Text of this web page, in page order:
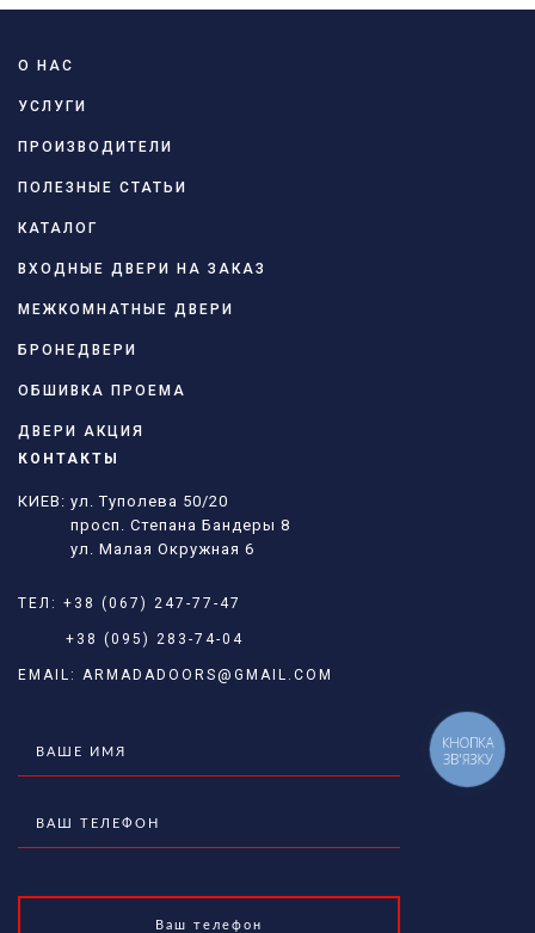
О НАС
УСЛУГИ
ПРОИЗВОДИТЕЛИ
ПОЛЕЗНЫЕ СТАТЬИ
КАТАЛОГ
ВХОДНЫЕ ДВЕРИ НА ЗАКАЗ
МЕЖКОМНАТНЫЕ ДВЕРИ
БРОНЕДВЕРИ
ОБШИВКА ПРОЕМА
ДВЕРИ АКЦИЯ
КОНТАКТЫ
КИЕВ: ул. Туполева 50/20
просп. Степана Бандеры 8
ул. Малая Окружная 6
ТЕЛ: +38 (067) 247-77-47
+38 (095) 283-74-04
EMAIL: ARMADADOORS@GMAIL.COM
КНОПКА
ЗВ'ЯЗКУ